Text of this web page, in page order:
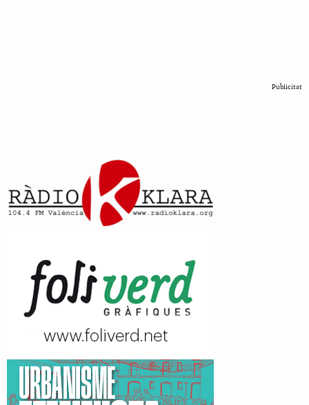
Publicitat